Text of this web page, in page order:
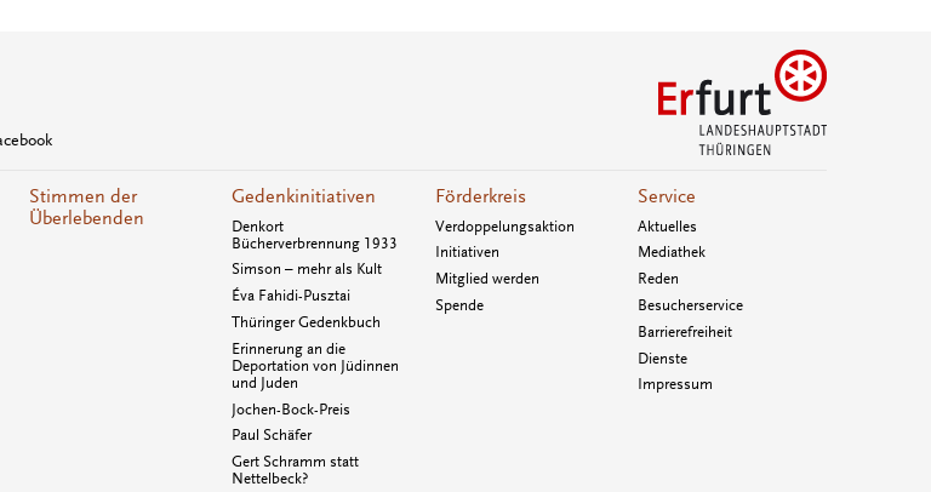
Stimmen der
Überlebenden
Gedenkinitiativen
Denkort
Bücherverbrennung 1933
Simson – mehr als Kult
Éva Fahidi-Pusztai
Thüringer Gedenkbuch
Erinnerung an die
Deportation von Jüdinnen
und Juden
Jochen-Bock-Preis
Paul Schäfer
Gert Schramm statt
Nettelbeck?
Förderkreis
Verdoppelungsaktion
Initiativen
Mitglied werden
Spende
Service
Aktuelles
Mediathek
Reden
Besucherservice
Barrierefreiheit
Dienste
Impressum